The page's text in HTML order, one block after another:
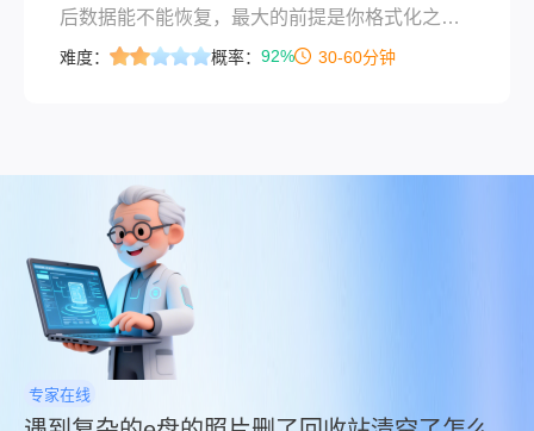
后数据能不能恢复，最大的前提是你格式化之后
有没有再往这个盘里写过新东西。只要没大量写
式化了，第一件事就是立刻停止使用这个盘。
难度： 概率： 92% 30-60分钟
专家在线